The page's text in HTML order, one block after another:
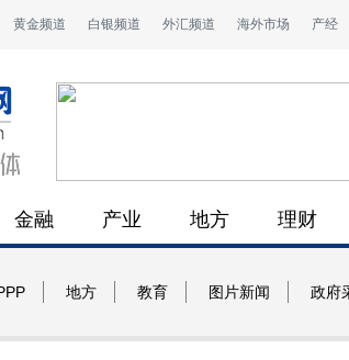
黄金频道 白银频道 外汇频道 海外市场 产经
金融 产业 地方 理财
地方 教育 图片新闻 政府